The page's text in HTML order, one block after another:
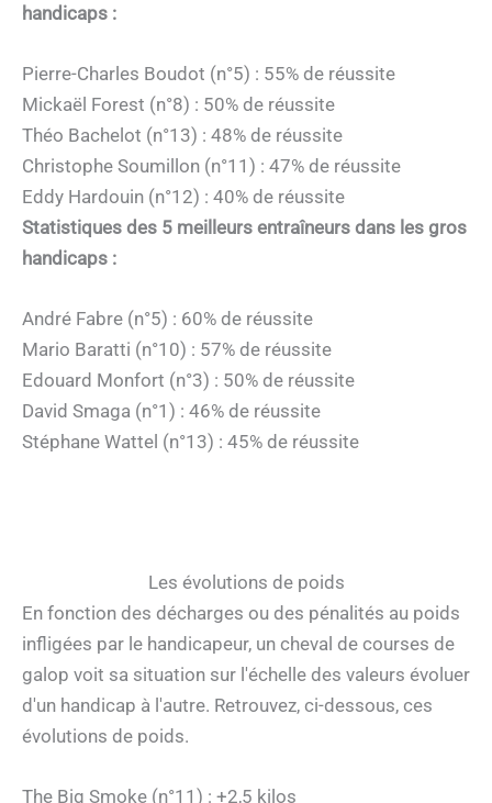
handicaps :
Pierre-Charles Boudot (n°5) : 55% de réussite
Mickaël Forest (n°8) : 50% de réussite
Théo Bachelot (n°13) : 48% de réussite
Christophe Soumillon (n°11) : 47% de réussite
Eddy Hardouin (n°12) : 40% de réussite
Statistiques des 5 meilleurs entraîneurs dans les gros
handicaps :
André Fabre (n°5) : 60% de réussite
Mario Baratti (n°10) : 57% de réussite
Edouard Monfort (n°3) : 50% de réussite
David Smaga (n°1) : 46% de réussite
Stéphane Wattel (n°13) : 45% de réussite
Les évolutions de poids
En fonction des décharges ou des pénalités au poids
infligées par le handicapeur, un cheval de courses de
galop voit sa situation sur l'échelle des valeurs évoluer
d'un handicap à l'autre. Retrouvez, ci-dessous, ces
évolutions de poids.
The Big Smoke (n°11) : +2,5 kilos